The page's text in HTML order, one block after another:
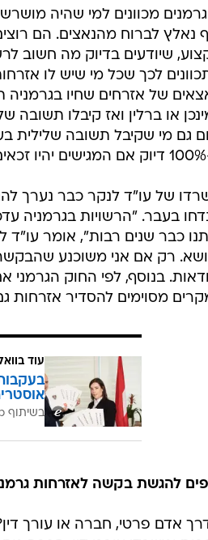
מכוונים למי שהיה
נאלץ לברוח מהנאצים. הם
שיודעים בדיוק מה חשוב
לכך שכל מי שיש לו
של אזרחים שחיו
או ברלין ואז קיבלו
גם מי שקיבל תשובה שלילית
של עו"ד לנקר כבר נערך
בעבר. "הרשויות בגרמניה
כבר שנים רבות", אומר עו"ד
רק אם אני משוכנע
בנוסף, לפי החוק הגרמני
מסוימים להסדיר אזרחות
עוד
בשיתוף zap משפטי
להגשת בקשה לאזרחות
אדם פרטי, חברה או עורך